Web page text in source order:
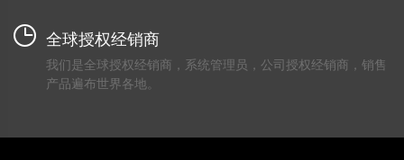
全球授权经销商
我们是全球授权经销商，系统管理员，公司授权经销商，销售
产品遍布世界各地。